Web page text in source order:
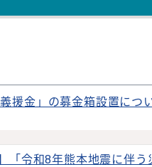
援金」の募金箱設置につ
】「令和8年熊本地震に伴